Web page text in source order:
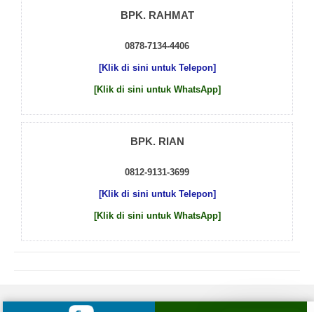
BPK. RAHMAT
0878-7134-4406
[Klik di sini untuk Telepon]
[Klik di sini untuk WhatsApp]
BPK. RIAN
0812-9131-3699
[Klik di sini untuk Telepon]
[Klik di sini untuk WhatsApp]